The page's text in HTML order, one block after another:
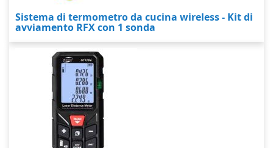
Sistema di termometro da cucina wireless - Kit di
avviamento RFX con 1 sonda